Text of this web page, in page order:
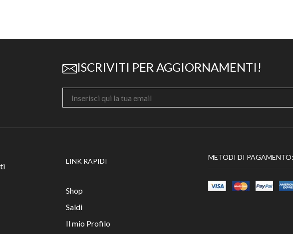
ISCRIVITI PER AGGIORNAMENTI!
LINK RAPIDI
Shop
Saldi
Il mio Profilo
METODI DI PAGAMENTO: